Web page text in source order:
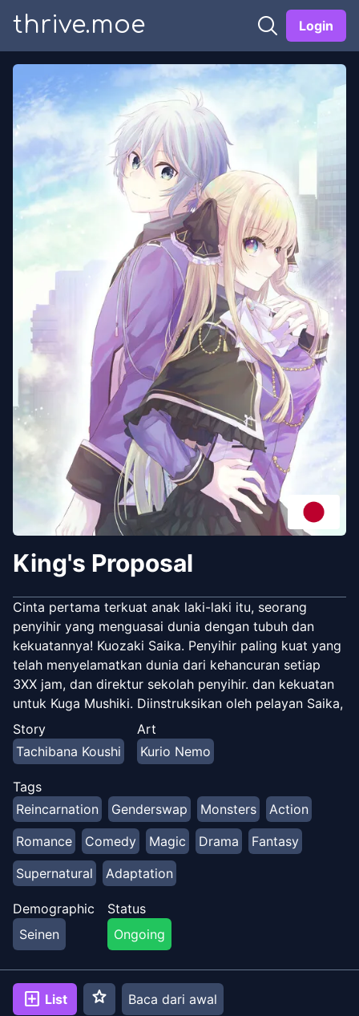
thrive.moe Login
King's Proposal
Cinta pertama terkuat anak laki-laki itu, seorang
penyihir yang menguasai dunia dengan tubuh dan
kekuatannya! Kuozaki Saika. Penyihir paling kuat yang
telah menyelamatkan dunia dari kehancuran setiap
3XX jam, dan direktur sekolah penyihir. dan kekuatan
untuk Kuga Mushiki. Diinstruksikan oleh pelayan Saika,
Kuga Mushiki ditugaskan untuk bersekolah sebagai
kekasihnya yang sudah meninggal sehingga tidak ada
yang tahu kebenarannya… Dia ditakuti oleh teman
sekelasnya dan bahkan gurunya. Hidupnya menjadi
lebih menyusahkan saat dia bertemu kembali dengan
adik perempuannya yang meminta konseling tentang
cintanya pada adik laki-lakinya sendiri - dia!
Story
Tachibana Koushi
Art
Kurio Nemo
Tags
Reincarnation
Genderswap Monsters
Action
Romance
Comedy Magic Drama
Fantasy
Supernatural
Adaptation
Demographic
Seinen
Status
Ongoing
add_box List star Baca dari awal